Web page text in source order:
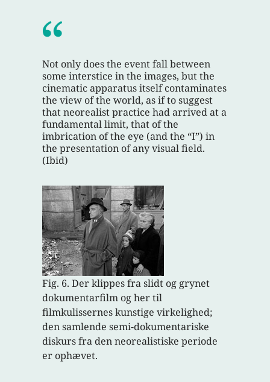
Not only does the event fall between
some interstice in the images, but the
cinematic apparatus itself contaminates
the view of the world, as if to suggest
that neorealist practice had arrived at a
fundamental limit, that of the
imbrication of the eye (and the “I”) in
the presentation of any visual field.
(Ibid)
Fig. 6. Der klippes fra slidt og grynet
dokumentarfilm og her til
filmkulissernes kunstige virkelighed;
den samlende semi-dokumentariske
diskurs fra den neorealistiske periode
er ophævet.